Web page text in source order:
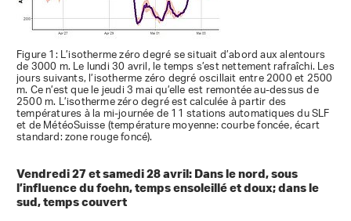
Figure 1: L’isotherme zéro degré se situait d’abord aux alentours
de 3000 m. Le lundi 30 avril, le temps s’est nettement rafraîchi. Les
jours suivants, l’isotherme zéro degré oscillait entre 2000 et 2500
m. Ce n’est que le jeudi 3 mai qu’elle est remontée au-dessus de
2500 m. L’isotherme zéro degré est calculée à partir des
températures à la mi-journée de 11 stations automatiques du SLF
et de MétéoSuisse (température moyenne: courbe foncée, écart
standard: zone rouge foncé).
Vendredi 27 et samedi 28 avril: Dans le nord, sous
l’influence du foehn, temps ensoleillé et doux; dans le
sud, temps couvert